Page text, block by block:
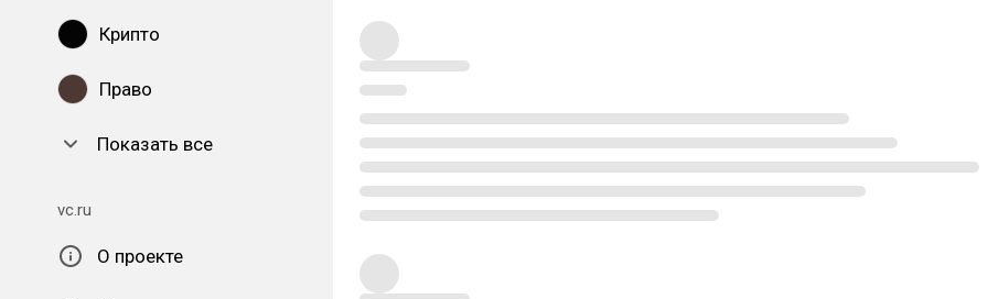
Крипто
Право
Показать все
vc.ru
О проекте